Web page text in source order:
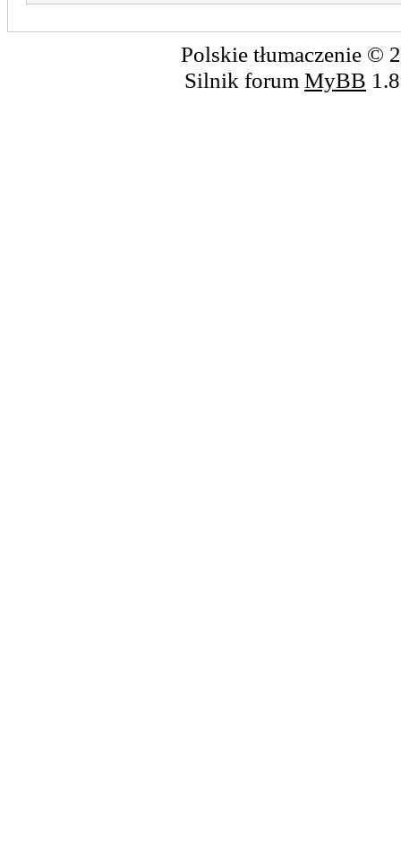
Polskie tłumaczenie ©
Silnik forum MyBB